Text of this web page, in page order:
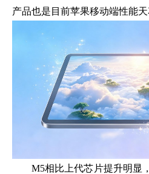
产品也是目前苹果移动端性能天
M5相比上代芯片提升明显